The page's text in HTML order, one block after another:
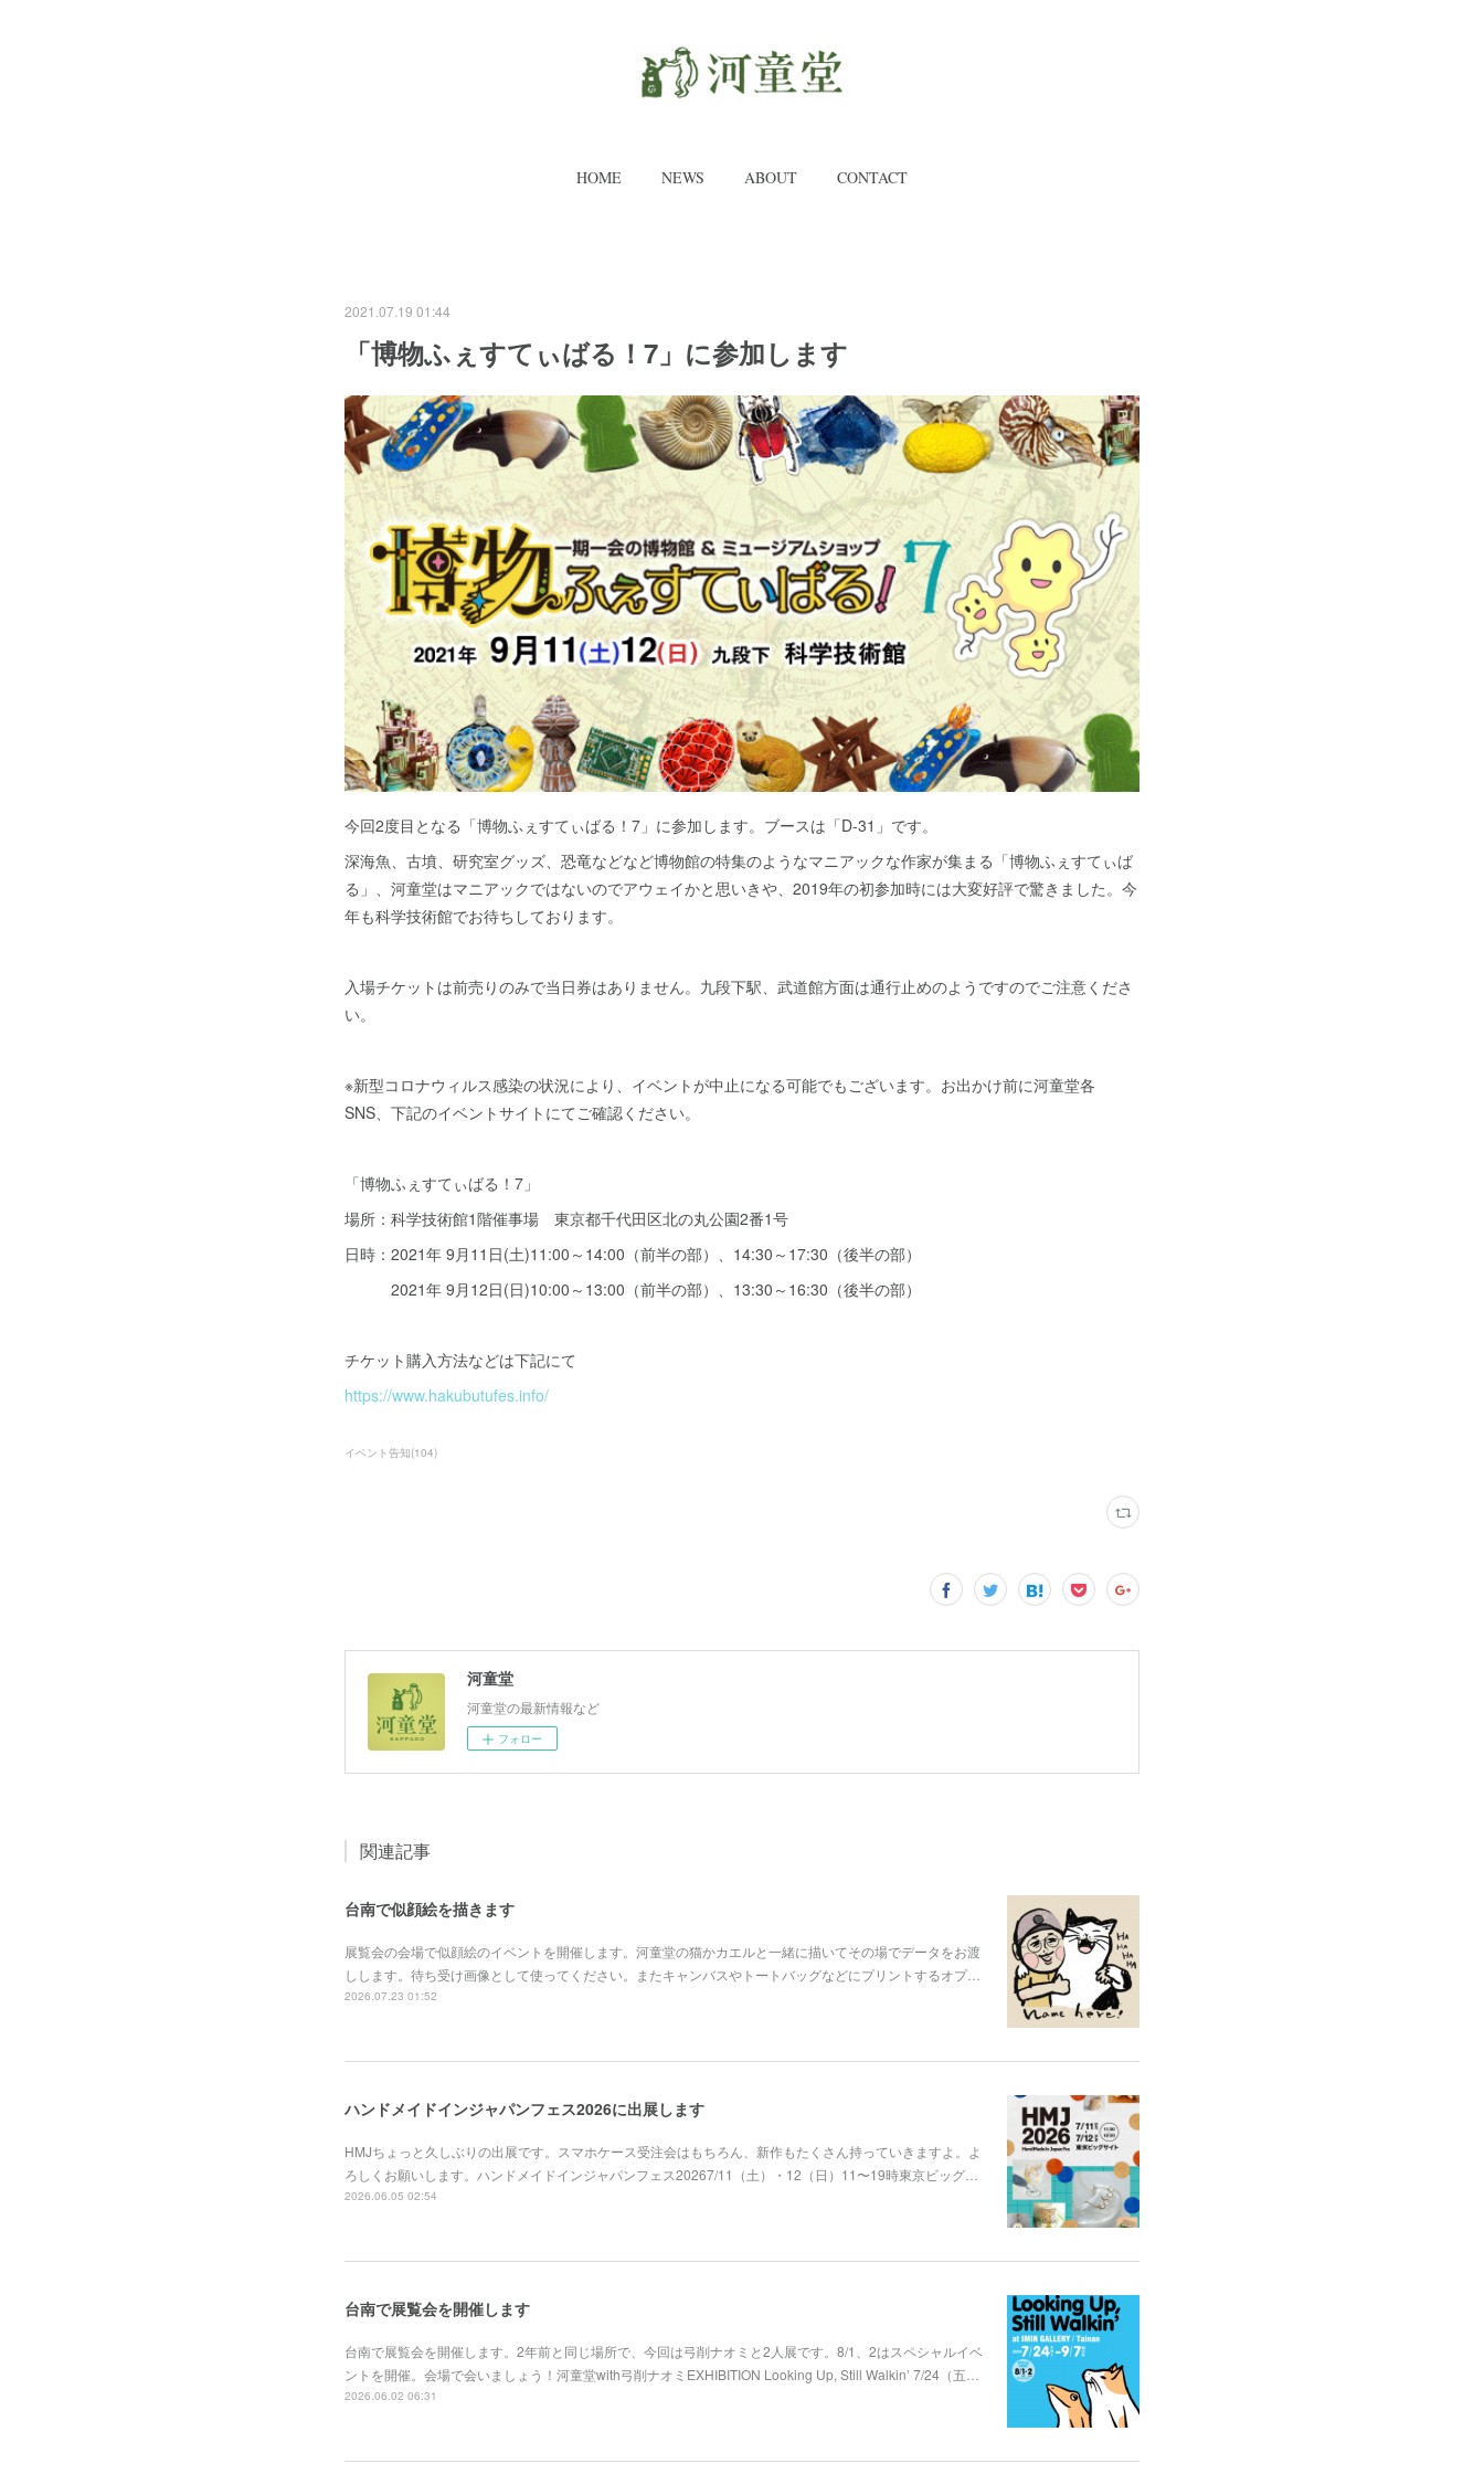
HOME NEWS ABOUT CONTACT
2021.07.19 01:44
「博物ふぇすてぃばる！7」に参加します
今回2度目となる「博物ふぇすてぃばる！7」に参加します。ブースは「D-31」です。
深海魚、古墳、研究室グッズ、恐竜などなど博物館の特集のようなマニアックな作家が集まる「博物ふぇすてぃば
る」、河童堂はマニアックではないのでアウェイかと思いきや、2019年の初参加時には大変好評で驚きました。今
年も科学技術館でお待ちしております。
入場チケットは前売りのみで当日券はありません。九段下駅、武道館方面は通行止めのようですのでご注意くださ
い。
※新型コロナウィルス感染の状況により、イベントが中止になる可能でもございます。お出かけ前に河童堂各
SNS、下記のイベントサイトにてご確認ください。
「博物ふぇすてぃばる！7」
場所：科学技術館1階催事場 東京都千代田区北の丸公園2番1号
日時：2021年 9月11日(土)11:00～14:00（前半の部）、14:30～17:30（後半の部）
2021年 9月12日(日)10:00～13:00（前半の部）、13:30～16:30（後半の部）
チケット購入方法などは下記にて
https://www.hakubutufes.info/
イベント告知(104)
河童堂
河童堂の最新情報など
フォロー
関連記事
台南で似顔絵を描きます
展覧会の会場で似顔絵のイベントを開催します。河童堂の猫かカエルと一緒に描いてその場でデータをお渡
しします。待ち受け画像として使ってください。またキャンバスやトートバッグなどにプリントするオプ…
2026.07.23 01:52
ハンドメイドインジャパンフェス2026に出展します
HMJちょっと久しぶりの出展です。スマホケース受注会はもちろん、新作もたくさん持っていきますよ。よ
ろしくお願いします。ハンドメイドインジャパンフェス20267/11（土）・12（日）11〜19時東京ビッグ…
2026.06.05 02:54
台南で展覧会を開催します
台南で展覧会を開催します。2年前と同じ場所で、今回は弓削ナオミと2人展です。8/1、2はスペシャルイベ
ントを開催。会場で会いましょう！河童堂with弓削ナオミEXHIBITION Looking Up, Still Walkin’ 7/24（五…
2026.06.02 06:31